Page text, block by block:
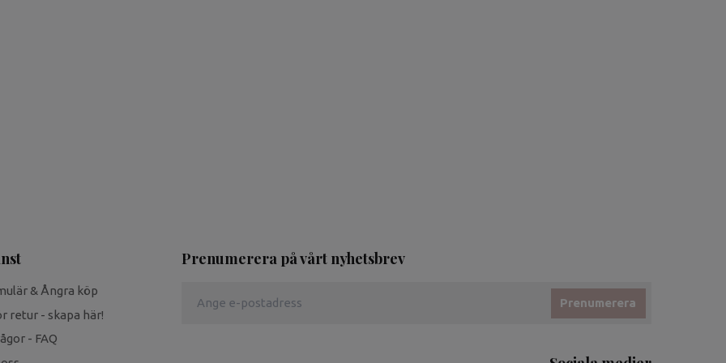
& Ångra köp
retur - skapa här!
- FAQ
Prenumerera på vårt nyhetsbrev
Prenumerera